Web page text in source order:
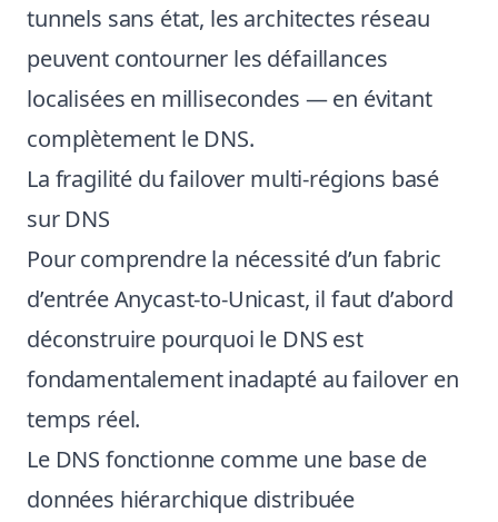
tunnels sans état, les architectes réseau
peuvent contourner les défaillances
localisées en millisecondes — en évitant
complètement le DNS.
La fragilité du failover multi-régions basé
sur DNS
Pour comprendre la nécessité d’un fabric
d’entrée Anycast-to-Unicast, il faut d’abord
déconstruire pourquoi le DNS est
fondamentalement inadapté au failover en
temps réel.
Le DNS fonctionne comme une base de
données hiérarchique distribuée